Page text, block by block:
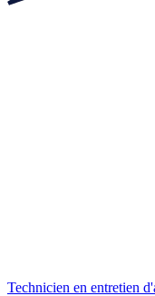
Technicien en entretien